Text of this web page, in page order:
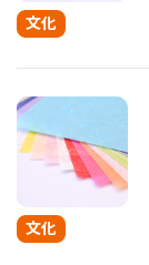
文化
文化